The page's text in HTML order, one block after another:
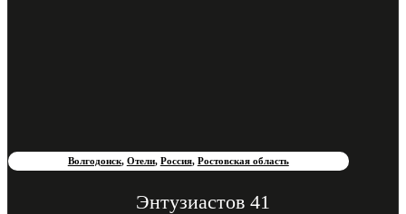
Волгодонск, Отели, Россия, Ростовская область
Энтузиастов 41